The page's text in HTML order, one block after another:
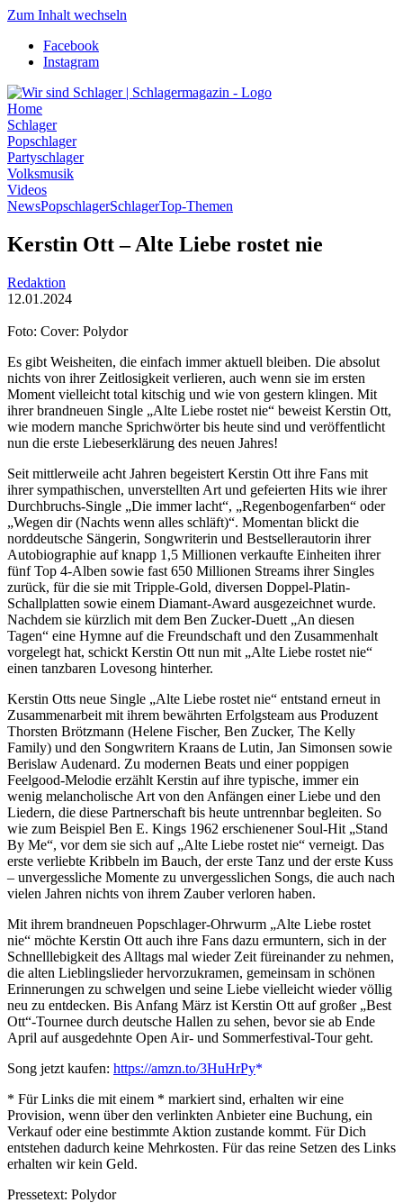
Zum Inhalt wechseln
Facebook
Instagram
Home
Schlager
Popschlager
Partyschlager
Volksmusik
Videos
NewsPopschlagerSchlagerTop-Themen
Kerstin Ott – Alte Liebe rostet nie
Redaktion
12.01.2024
Foto: Cover: Polydor
Es gibt Weisheiten, die einfach immer aktuell bleiben. Die absolut
nichts von ihrer Zeitlosigkeit verlieren, auch wenn sie im ersten
Moment vielleicht total kitschig und wie von gestern klingen. Mit
ihrer brandneuen Single „Alte Liebe rostet nie“ beweist Kerstin Ott,
wie modern manche Sprichwörter bis heute sind und veröffentlicht
nun die erste Liebeserklärung des neuen Jahres!
Seit mittlerweile acht Jahren begeistert Kerstin Ott ihre Fans mit
ihrer sympathischen, unverstellten Art und gefeierten Hits wie ihrer
Durchbruchs-Single „Die immer lacht“, „Regenbogenfarben“ oder
„Wegen dir (Nachts wenn alles schläft)“. Momentan blickt die
norddeutsche Sängerin, Songwriterin und Bestsellerautorin ihrer
Autobiographie auf knapp 1,5 Millionen verkaufte Einheiten ihrer
fünf Top 4-Alben sowie fast 650 Millionen Streams ihrer Singles
zurück, für die sie mit Tripple-Gold, diversen Doppel-Platin-
Schallplatten sowie einem Diamant-Award ausgezeichnet wurde.
Nachdem sie kürzlich mit dem Ben Zucker-Duett „An diesen
Tagen“ eine Hymne auf die Freundschaft und den Zusammenhalt
vorgelegt hat, schickt Kerstin Ott nun mit „Alte Liebe rostet nie“
einen tanzbaren Lovesong hinterher.
Kerstin Otts neue Single „Alte Liebe rostet nie“ entstand erneut in
Zusammenarbeit mit ihrem bewährten Erfolgsteam aus Produzent
Thorsten Brötzmann (Helene Fischer, Ben Zucker, The Kelly
Family) und den Songwritern Kraans de Lutin, Jan Simonsen sowie
Berislaw Audenard. Zu modernen Beats und einer poppigen
Feelgood-Melodie erzählt Kerstin auf ihre typische, immer ein
wenig melancholische Art von den Anfängen einer Liebe und den
Liedern, die diese Partnerschaft bis heute untrennbar begleiten. So
wie zum Beispiel Ben E. Kings 1962 erschienener Soul-Hit „Stand
By Me“, vor dem sie sich auf „Alte Liebe rostet nie“ verneigt. Das
erste verliebte Kribbeln im Bauch, der erste Tanz und der erste Kuss
– unvergessliche Momente zu unvergesslichen Songs, die auch nach
vielen Jahren nichts von ihrem Zauber verloren haben.
Mit ihrem brandneuen Popschlager-Ohrwurm „Alte Liebe rostet
nie“ möchte Kerstin Ott auch ihre Fans dazu ermuntern, sich in der
Schnelllebigkeit des Alltags mal wieder Zeit füreinander zu nehmen,
die alten Lieblingslieder hervorzukramen, gemeinsam in schönen
Erinnerungen zu schwelgen und seine Liebe vielleicht wieder völlig
neu zu entdecken. Bis Anfang März ist Kerstin Ott auf großer „Best
Ott“-Tournee durch deutsche Hallen zu sehen, bevor sie ab Ende
April auf ausgedehnte Open Air- und Sommerfestival-Tour geht.
Song jetzt kaufen: https://amzn.to/3HuHrPy
* Für Links die mit einem * markiert sind, erhalten wir eine
Provision, wenn über den verlinkten Anbieter eine Buchung, ein
Verkauf oder eine bestimmte Aktion zustande kommt. Für Dich
entstehen dadurch keine Mehrkosten. Für das reine Setzen des Links
erhalten wir kein Geld.
Pressetext: Polydor